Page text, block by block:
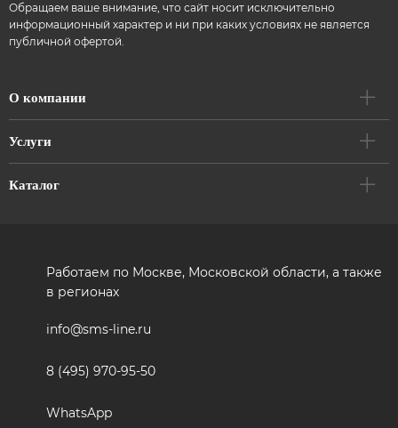
Обращаем ваше внимание, что сайт носит исключительно
информационный характер и ни при каких условиях не является
публичной офертой.
О компании
Услуги
Каталог
Работаем по Москве, Московской области, а также
в регионах
info@sms-line.ru
8 (495) 970-95-50
WhatsApp